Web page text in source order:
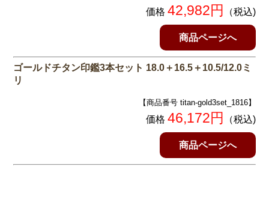
価格 42,982円 （税込)
商品ページへ
ゴールドチタン印鑑3本セット 18.0＋16.5＋10.5/12.0ミ
リ
【商品番号 titan-gold3set_1816】
価格 46,172円 （税込)
商品ページへ